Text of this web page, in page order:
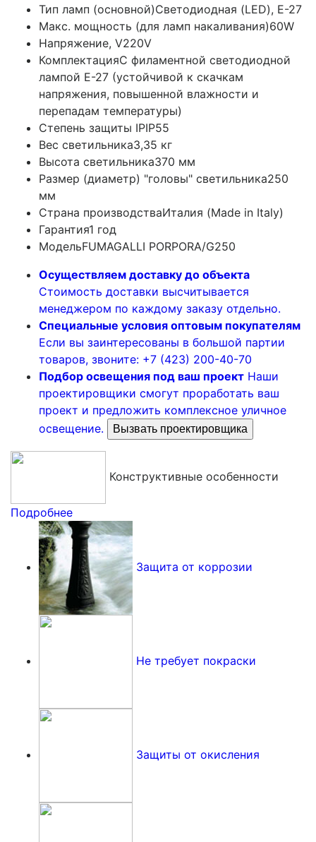
Тип ламп (основной)Светодиодная (LED), Е-27
Макс. мощность (для ламп накаливания)60W
Напряжение, V220V
КомплектацияС филаментной светодиодной
лампой E-27 (устойчивой к скачкам
напряжения, повышенной влажности и
перепадам температуры)
Степень защиты IPIP55
Вес светильника3,35 кг
Высота светильника370 мм
Размер (диаметр) "головы" светильника250
мм
Страна производстваИталия (Made in Italy)
Гарантия1 год
МодельFUMAGALLI PORPORA/G250
Осуществляем доставку до объекта
Стоимость доставки высчитывается
менеджером по каждому заказу отдельно.
Специальные условия оптовым покупателям
Если вы заинтересованы в большой партии
товаров, звоните: +7 (423) 200-40-70
Подбор освещения под ваш проект Наши
проектировщики смогут проработать ваш
проект и предложить комплексное уличное
освещение.
Вызвать проектировщика
Конструктивные особенности
Подробнее
Защита от коррозии
Не требует покраски
Защиты от окисления